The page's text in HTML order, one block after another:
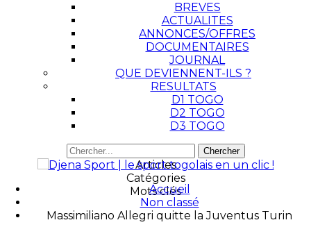
BREVES
ACTUALITES
ANNONCES/OFFRES
DOCUMENTAIRES
JOURNAL
QUE DEVIENNENT-ILS ?
RESULTATS
D1 TOGO
D2 TOGO
D3 TOGO
Articles
Catégories
Mots clés
Accueil
Non classé
Massimiliano Allegri quitte la Juventus Turin